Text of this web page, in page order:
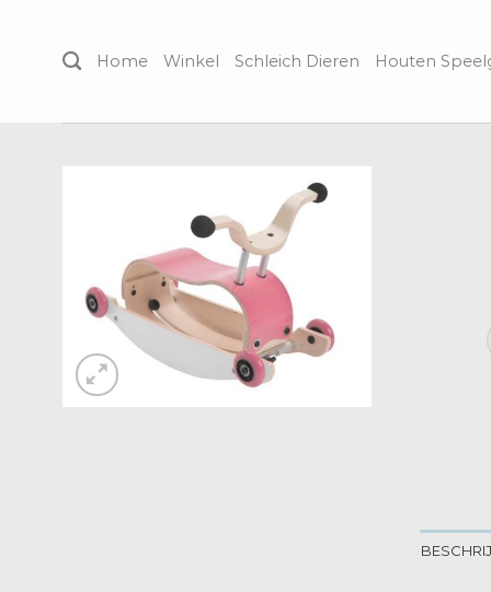
content
Home Winkel Schleich Dieren Houten